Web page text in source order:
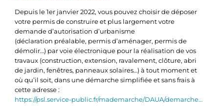
Depuis le 1er janvier 2022, vous pouvez choisir de déposer
votre permis de construire et plus largement votre
demande d’autorisation d’urbanisme
(déclaration préalable, permis d’aménager, permis de
démolir…) par voie électronique pour la réalisation de vos
travaux (construction, extension, ravalement, clôture, abri
de jardin, fenêtres, panneaux solaires…) à tout moment et
où qu’il soit, dans une démarche simplifiée et sans frais à
cette adresse :
https://psl.service-public.fr/mademarche/DAUA/demarche…